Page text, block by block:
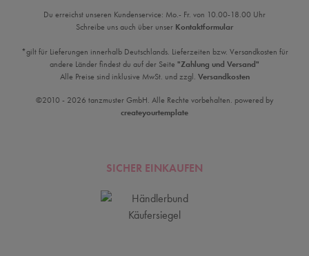
Du erreichst unseren Kundenservice: Mo.- Fr. von 10.00-18.00 Uhr
Schreibe uns auch über unser Kontaktformular
*gilt für Lieferungen innerhalb Deutschlands. Lieferzeiten bzw. Versandkosten für
andere Länder findest du auf der Seite "Zahlung und Versand"
Alle Preise sind inklusive MwSt. und zzgl. Versandkosten
©2010 - 2026 tanzmuster GmbH. Alle Rechte vorbehalten. powered by
createyourtemplate
SICHER EINKAUFEN